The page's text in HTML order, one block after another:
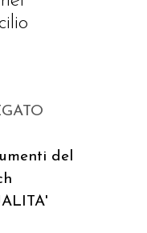
del